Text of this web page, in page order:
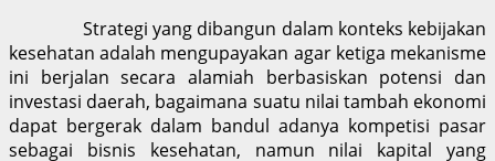
Strategi yang dibangun dalam konteks kebijakan
kesehatan adalah mengupayakan agar ketiga mekanisme
ini berjalan secara alamiah berbasiskan potensi dan
investasi daerah, bagaimana suatu nilai tambah ekonomi
dapat bergerak dalam bandul adanya kompetisi pasar
sebagai bisnis kesehatan, namun nilai kapital yang